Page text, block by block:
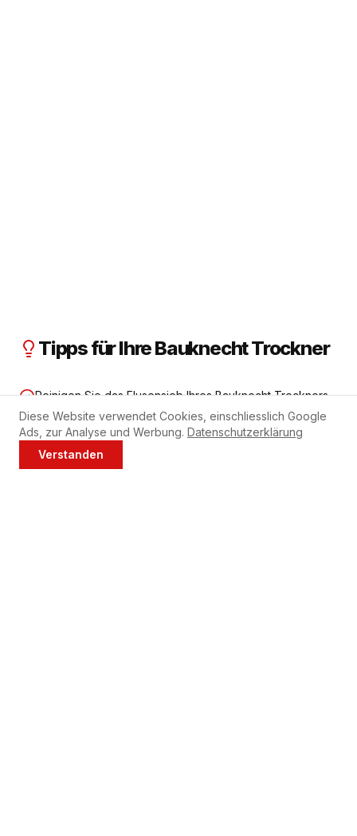
Tipps für Ihre Bauknecht Trockner
Reinigen Sie das Flusensieb Ihres Bauknecht Trockners
nach jedem Trockengang.
Den Wärmetauscher alle 3-6 Monate mit Wasser
ausspülen.
Jetzt anrufen
Diese Website verwendet Cookies, einschliesslich Google
Ads, zur Analyse und Werbung. Datenschutzerklärung
Verstanden